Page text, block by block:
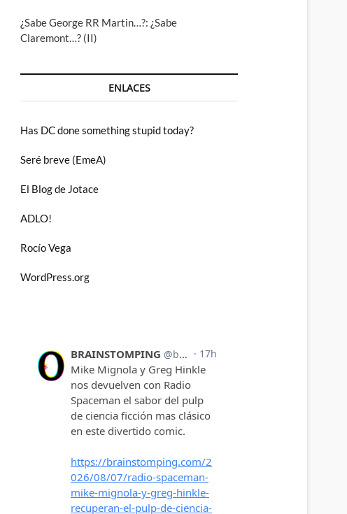
¿Sabe George RR Martin…?: ¿Sabe
Claremont…? (II)
ENLACES
Has DC done something stupid today?
Seré breve (EmeA)
El Blog de Jotace
ADLO!
Rocío Vega
WordPress.org